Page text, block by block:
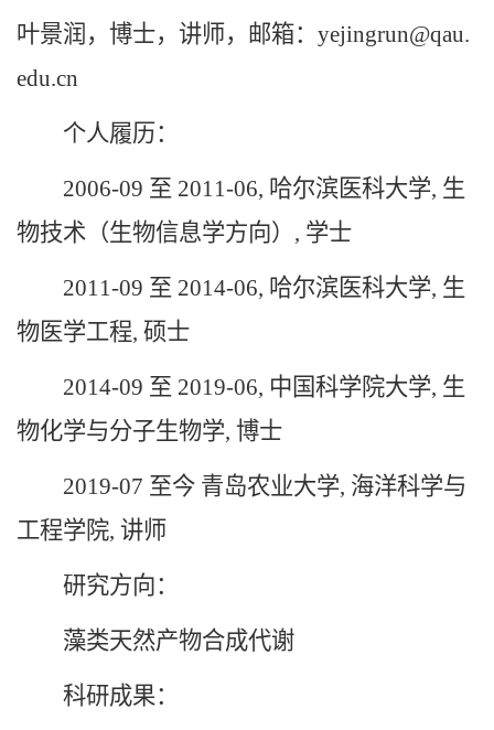
叶景润，博士，讲师，邮箱：yejingrun@qau.
edu.cn
个人履历：
2006-09 至 2011-06, 哈尔滨医科大学, 生
物技术（生物信息学方向）, 学士
2011-09 至 2014-06, 哈尔滨医科大学, 生
物医学工程, 硕士
2014-09 至 2019-06, 中国科学院大学, 生
物化学与分子生物学, 博士
2019-07 至今 青岛农业大学, 海洋科学与
工程学院, 讲师
研究方向：
藻类天然产物合成代谢
科研成果：